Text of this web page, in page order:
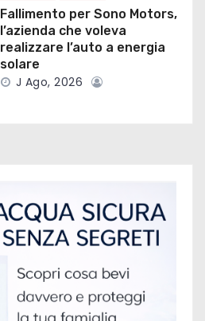
Fallimento per Sono Motors,
l’azienda che voleva
realizzare l’auto a energia
solare
J Ago, 2026